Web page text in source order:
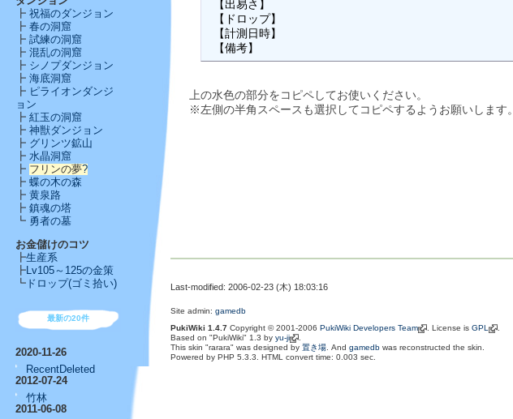
┣ 祝福のダンジョン
┣ 春の洞窟
┣ 試練の洞窟
┣ 混乱の洞窟
┣ シノプダンジョン
┣ 海底洞窟
┣ ピライオンダンジ
ョン
┣ 紅玉の洞窟
┣ 神獣ダンジョン
┣ グリンツ鉱山
┣ 水晶洞窟
┣ フリンの夢?
┣ 蝶の木の森
┣ 黄泉路
┣ 鎮魂の塔
┗ 勇者の墓
お金儲けのコツ
┣生産系
┣ Lv105～125の金策
┗ ドロップ(ゴミ拾い)
最新の20件
2020-11-26
RecentDeleted
2012-07-24
竹林
2011-06-08
【出易さ】
【ドロップ】
【計測日時】
【備考】
上の水色の部分をコピペしてお使いください。
※左側の半角スペースも選択してコピペするようお願いします。
Last-modified: 2006-02-23 (木) 18:03:16
Site admin: gamedb
PukiWiki 1.4.7 Copyright © 2001-2006 PukiWiki Developers Team . License is GPL
Based on "PukiWiki" 1.3 by yu-ji
This skin "rarara" was designed by 置き場 . And gamedb was reconstructed the skin.
Powered by PHP 5.3.3. HTML convert time: 0.003 sec.